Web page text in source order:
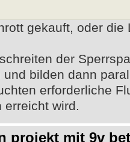
gekauft, oder die
der
bilden dann
erforderliche
erreicht wird.
projekt mit 9v